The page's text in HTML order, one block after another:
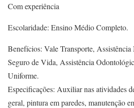
Com experiência
Escolaridade: Ensino Médio Completo.
Benefícios: Vale Transporte,
Seguro de Vida, Assistência
Uniforme.
Especificações: Auxiliar nas atividades
geral, pintura em paredes, manutenção